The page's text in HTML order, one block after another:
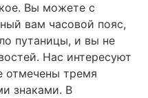
Вы можете с
вам часовой пояс,
путаницы, и вы не
Нас интересуют
отмечены тремя
знаками. В